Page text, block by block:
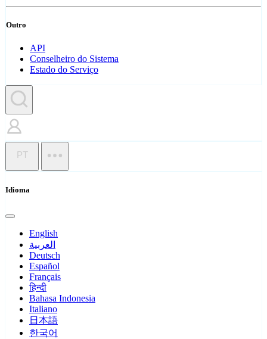
Outro
API
Conselheiro do Sistema
Estado do Serviço
PT
Idioma
English
العربية
Deutsch
Español
Français
हिन्दी
Bahasa Indonesia
Italiano
日本語
한국어